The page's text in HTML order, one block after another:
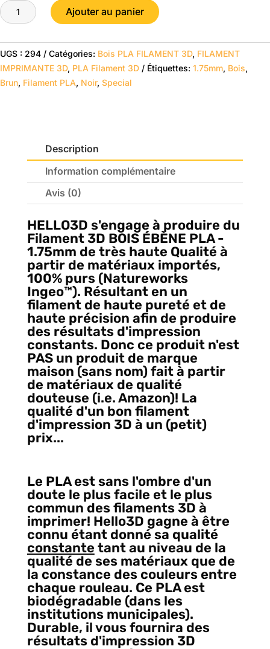
$44.99.$29.95.
quantité
de
Ébène
-
HELLO3D
Ajouter au panier
UGS : 294 Catégories: Bois PLA FILAMENT 3D, FILAMENT
IMPRIMANTE 3D, PLA Filament 3D Étiquettes: 1.75mm, Bois,
Brun, Filament PLA, Noir, Special
Description
Information complémentaire
Avis (0)
HELLO3D s'engage à produire du
Filament 3D BOIS ÉBÈNE PLA -
1.75mm de très haute Qualité à
partir de matériaux importés,
100% purs (Natureworks
Ingeo™️). Résultant en un
filament de haute pureté et de
haute précision afin de produire
des résultats d'impression
constants. Donc ce produit n'est
PAS un produit de marque
maison (sans nom) fait à partir
de matériaux de qualité
douteuse (i.e. Amazon)! La
qualité d'un bon filament
d'impression 3D à un (petit)
prix...
Le PLA est sans l'ombre d'un
doute le plus facile et le plus
commun des filaments 3D à
imprimer! Hello3D gagne à être
connu étant donné sa qualité
constante tant au niveau de la
qualité de ses matériaux que de
la constance des couleurs entre
chaque rouleau. Ce PLA est
biodégradable (dans les
institutions municipales).
Durable, il vous fournira des
résultats d'impression 3D